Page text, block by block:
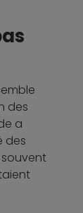
des
a
des